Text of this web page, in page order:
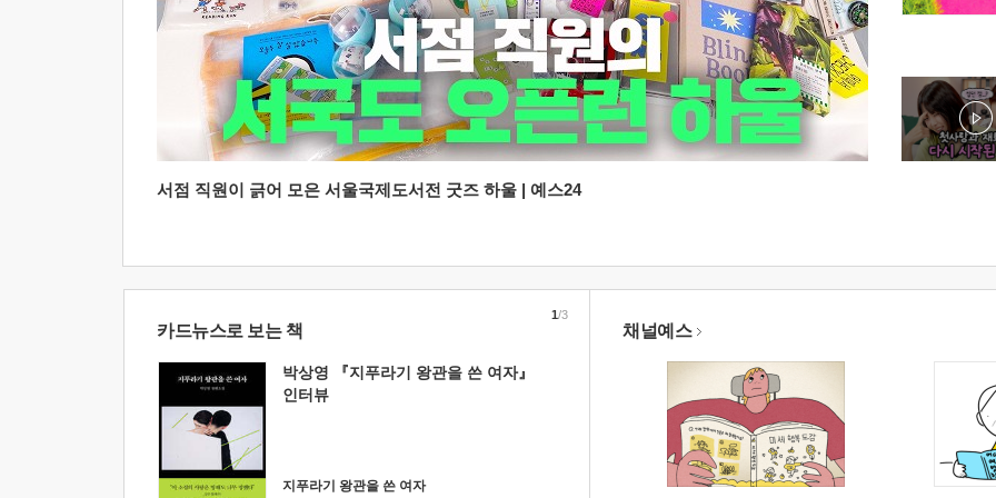
서점 직원이 긁어 모은 서울국제도서전 굿즈 하울 | 예스24
카드뉴스로 보는 책
박상영 『지푸라기 왕관을 쓴 여자』
인터뷰
지푸라기 왕관을 쓴 여자
1/3
채널예스